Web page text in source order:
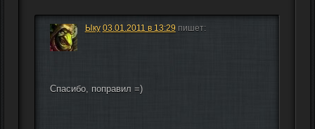
Ыку 03.01.2011 в 13:29 пишет:
Спасибо, поправил =)